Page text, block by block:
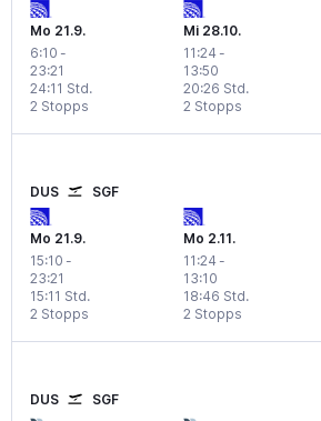
Mo 21.9.
6:10 -
23:21
2 Stopps
24:11 Std.
Mi 28.10.
11:24 -
13:50
2 Stopps
20:26 Std.
DUS SGF
Mo 21.9.
15:10 -
23:21
2 Stopps
15:11 Std.
Mo 2.11.
11:24 -
13:10
2 Stopps
18:46 Std.
DUS SGF